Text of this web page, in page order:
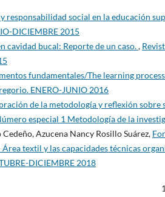
responsabilidad social en la educación
DICIEMBRE 2015
cavidad bucal: Reporte de un caso.,
fundamentales/The learning
ENERO-JUNIO 2016
de la metodología y reflexión sobre
especial 1 Metodología de la
Azucena Nancy Rosillo Suárez,
textil y las capacidades técnicas
DICIEMBRE 2018